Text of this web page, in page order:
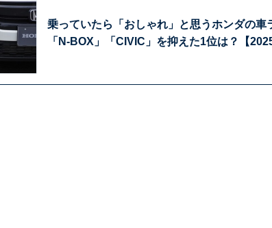
乗っていたら「おしゃれ」と思うホンダの車
「N-BOX」「CIVIC」を抑えた1位は？【